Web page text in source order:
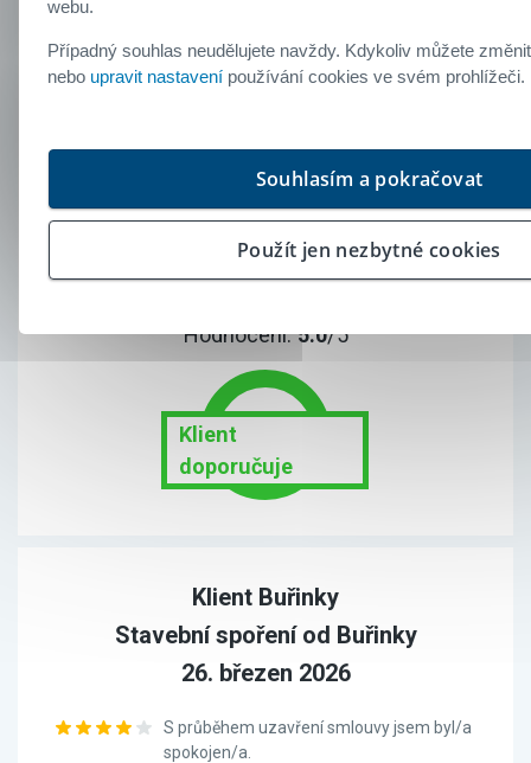
Stavební spoření od Buřinky
Všechny informace od Buřinky byly pro
Doporučil/a byste produkt od Buřinky
svým přátelům a známým?
Hodnocení:5.0/5
Klient
doporučuje
Klient Buřinky
Stavební spoření od Buřinky
26. březen 2026
S průběhem uzavření smlouvy jsem byl/a
spokojen/a.
webu.
Případný souhlas neudělujete navždy. Kdykoliv můžete
nebo upravit nastavení používání cookies ve svém
Souhlasím a pokračovat
Použít jen nezbytné cookies